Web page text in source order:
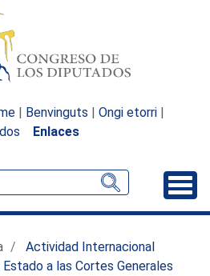
| Benvinguts | Ongi etorri |
Enlaces
Actividad Internacional
a las Cortes Generales